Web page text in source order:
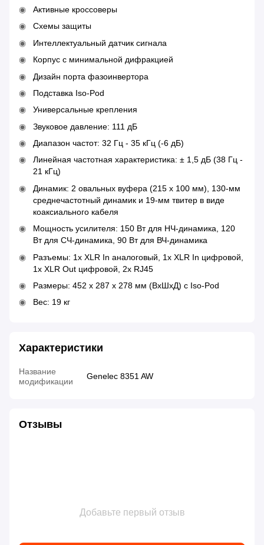
Активные кроссоверы
Схемы защиты
Интеллектуальный датчик сигнала
Корпус с минимальной дифракцией
Дизайн порта фазоинвертора
Подставка Iso-Pod
Универсальные крепления
Звуковое давление: 111 дБ
Диапазон частот: 32 Гц - 35 кГц (-6 дБ)
Линейная частотная характеристика: ± 1,5 дБ (38 Гц -
21 кГц)
Динамик: 2 овальных вуфера (215 x 100 мм), 130-мм
среднечастотный динамик и 19-мм твитер в виде
коаксиального кабеля
Мощность усилителя: 150 Вт для НЧ-динамика, 120
Вт для СЧ-динамика, 90 Вт для ВЧ-динамика
Разъемы: 1x XLR In аналоговый, 1x XLR In цифровой,
1x XLR Out цифровой, 2x RJ45
Размеры: 452 x 287 x 278 мм (ВхШхД) с Iso-Pod
Вес: 19 кг
Характеристики
Название
модификации
Genelec 8351 AW
Отзывы
Добавьте первый отзыв